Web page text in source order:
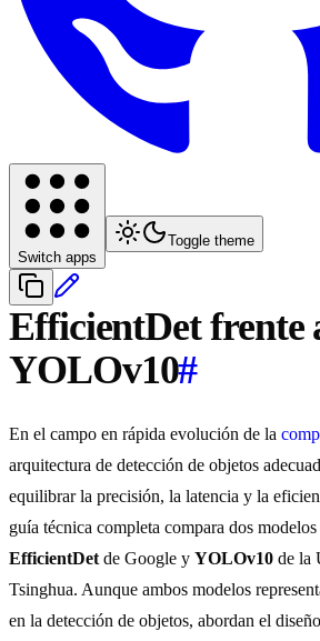
Switch apps
Toggle theme
EfficientDet frente
YOLOv10#
En el campo en rápida evolución de la
arquitectura de detección de objetos
equilibrar la precisión, la latencia y la
guía técnica completa compara dos
EfficientDet de Google y YOLOv10 de la
Tsinghua. Aunque ambos modelos
en la detección de objetos, abordan el